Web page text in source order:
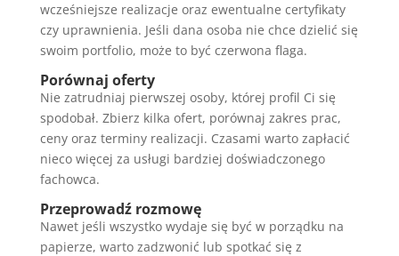
wcześniejsze realizacje oraz ewentualne certyfikaty
czy uprawnienia. Jeśli dana osoba nie chce dzielić się
swoim portfolio, może to być czerwona flaga.
Porównaj oferty
Nie zatrudniaj pierwszej osoby, której profil Ci się
spodobał. Zbierz kilka ofert, porównaj zakres prac,
ceny oraz terminy realizacji. Czasami warto zapłacić
nieco więcej za usługi bardziej doświadczonego
fachowca.
Przeprowadź rozmowę
Nawet jeśli wszystko wydaje się być w porządku na
papierze, warto zadzwonić lub spotkać się z